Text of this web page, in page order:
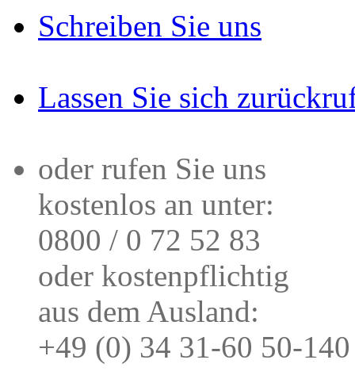
Schreiben Sie uns
Lassen Sie sich
oder rufen Sie uns
kostenlos an unter:
0800 / 0 72 52 83
oder kostenpflichtig
aus dem Ausland:
+49 (0) 34 31-60 50-140